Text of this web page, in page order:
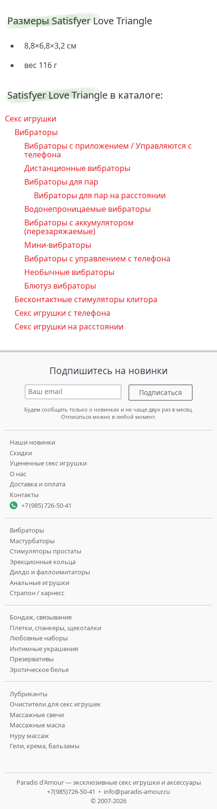
Размеры Satisfyer Love Triangle
8,8×6,8×3,2 см
вес 116 г
Satisfyer Love Triangle в каталоге:
Секс игрушки
Вибраторы
Вибраторы с приложением / Управляются с
телефона
Дистанционные вибраторы
Вибраторы для пар
Вибраторы для пар на расстоянии
Водонепроницаемые вибраторы
Вибраторы с аккумулятором
(перезаряжаемые)
Мини-вибраторы
Вибраторы с управлением с телефона
Необычные вибраторы
Блютуз вибраторы
Бесконтактные стимуляторы клитора
Секс игрушки с телефона
Секс игрушки на расстоянии
Подпишитесь на новинки
Подписаться
Будем сообщать только о новинках и не чаще двух раз в месяц.
Отписаться можно в любой момент.
Наши новинки
Скидки
Уцененные секс игрушки
О нас
Доставка и оплата
Контакты
+7 (985) 726-50-41
Вибраторы
Мастурбаторы
Стимуляторы простаты
Эрекционные кольца
Дилдо и фаллоимитаторы
Анальные игрушки
Страпон / харнесс
Бондаж, связывание
Плетки, спанкеры, щекоталки
Любовные наборы
Интимные украшения
Презервативы
Эротическое белье
Лубриканты
Очистители для секс игрушек
Массажные свечи
Массажные масла
Нуру массаж
Гели, крема, бальзамы
Paradis d'Amour — эксклюзивные секс игрушки и аксессуары
+7(985)726-50-41 • info@paradis-amour.ru
© 2007-2026